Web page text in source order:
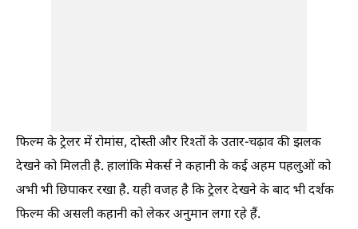
फिल्म के ट्रेलर में रोमांस, दोस्ती और रिश्तों के उतार-चढ़ाव की झलक
देखने को मिलती है. हालांकि मेकर्स ने कहानी के कई अहम पहलुओं को
अभी भी छिपाकर रखा है. यही वजह है कि ट्रेलर देखने के बाद भी दर्शक
फिल्म की असली कहानी को लेकर अनुमान लगा रहे हैं.